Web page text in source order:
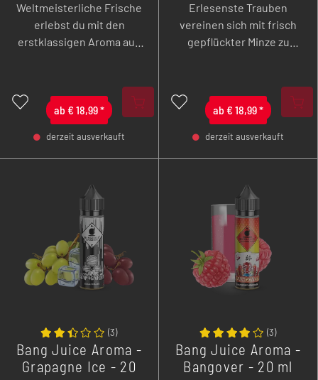
- +
ab € 18,99*
derzeit ausverkauft
Weltmeisterliche Frische
erlebst du mit den
erstklassigen Aroma aus
knackigen grünen Äpfeln.
- +
ab € 18,99*
derzeit ausverkauft
Erlesenste Trauben
vereinen sich mit frisch
gepflückter Minze zu
bescheren leckere
Dampfmomente.
(3)
Bang Juice Aroma -
Grapagne Ice - 20
(3)
Bang Juice Aroma -
Bangover - 20 ml